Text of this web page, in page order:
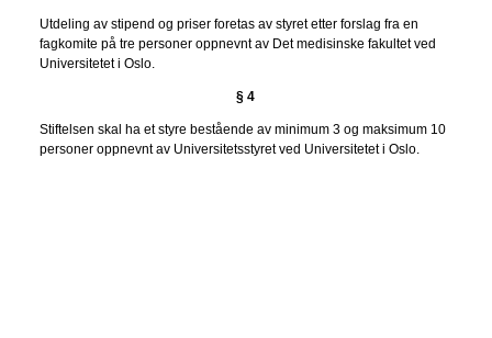
Utdeling av stipend og priser foretas av styret etter forslag fra en
fagkomite på tre personer oppnevnt av Det medisinske fakultet ved
Universitetet i Oslo.
§ 4
Stiftelsen skal ha et styre bestående av minimum 3 og maksimum 10
personer oppnevnt av Universitetsstyret ved Universitetet i Oslo.